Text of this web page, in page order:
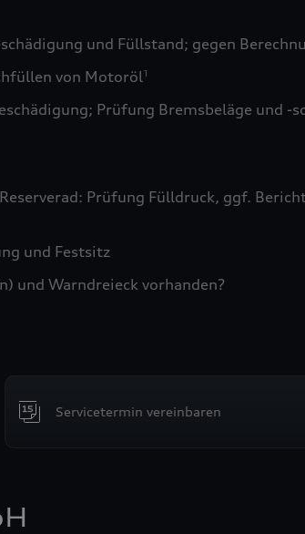
und Füllstand; gegen
von Motoröl1
Prüfung Bremsbeläge und
Prüfung Fülldruck, ggf.
und Festsitz
und Warndreieck vorhanden?
Servicetermin vereinbaren